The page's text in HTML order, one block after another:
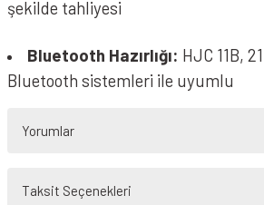
şekilde tahliyesi
Bluetooth Hazırlığı: HJC 11B,
Bluetooth sistemleri ile uyumlu
Yorumlar
Taksit Seçenekleri